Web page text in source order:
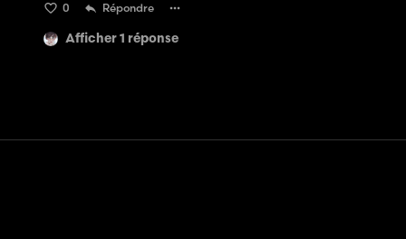
0 Répondre
Afficher 1 réponse